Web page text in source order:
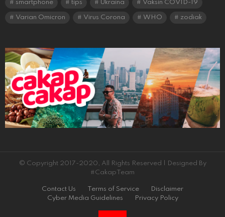
smartphone tips Ukraina Vaksin COVID-19
Varian Omicron Virus Corona WHO zodiak
© Copyright 2017-2020, All Rights Reserved | Designed By
#CakapTeam
Contact Us Terms of Service
Disclaimer
Cyber Media Guidelines
Privacy Policy